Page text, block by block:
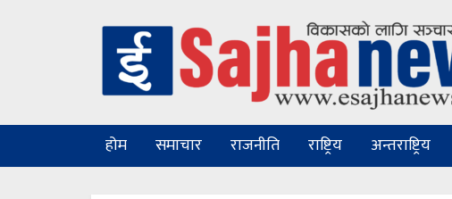
होम समाचार राजनीति राष्ट्रिय अन्तराष्ट्रिय